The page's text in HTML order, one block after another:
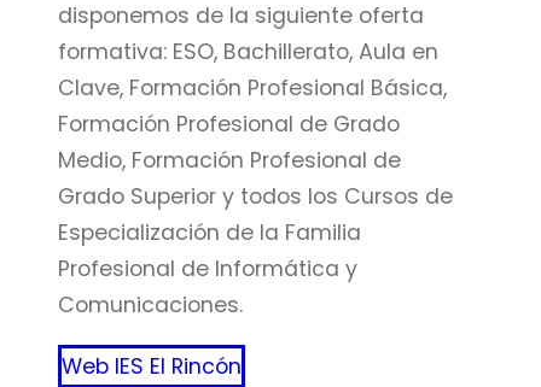
disponemos de la siguiente oferta
formativa: ESO, Bachillerato, Aula en
Clave, Formación Profesional Básica,
Formación Profesional de Grado
Medio, Formación Profesional de
Grado Superior y todos los Cursos de
Especialización de la Familia
Profesional de Informática y
Comunicaciones.
Web IES El Rincón